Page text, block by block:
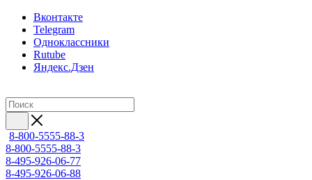
Вконтакте
Telegram
Одноклассники
Rutube
Яндекс.Дзен
8-800-5555-88-3
8-800-5555-88-3
8-495-926-06-77
8-495-926-06-88